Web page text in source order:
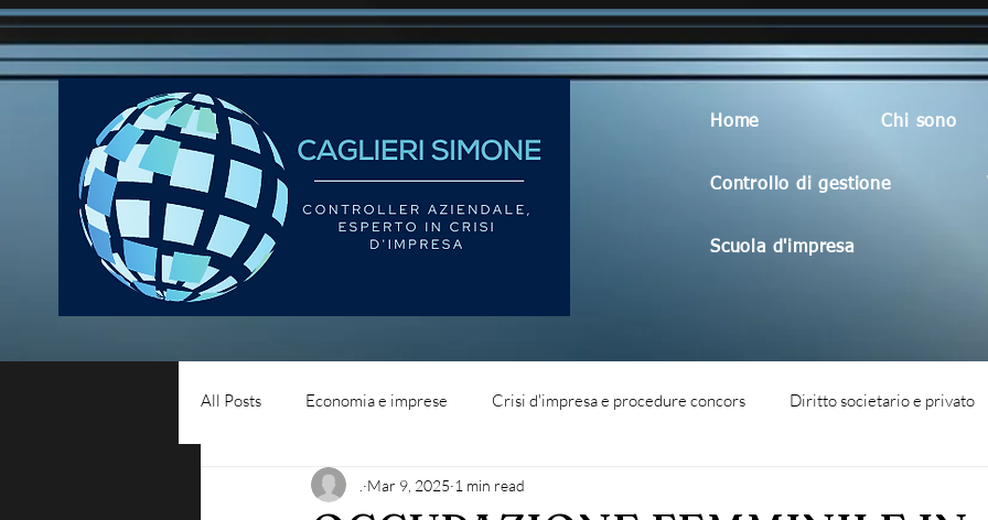
Home Chi sono
Controllo di gestione
Scuola d'impresa
All Posts Economia e imprese Crisi d'impresa e procedure concors Diritto societario e privato
Diritto del lavoro Blog - liquidità aziendale
Mar 9, 2025 1 min read